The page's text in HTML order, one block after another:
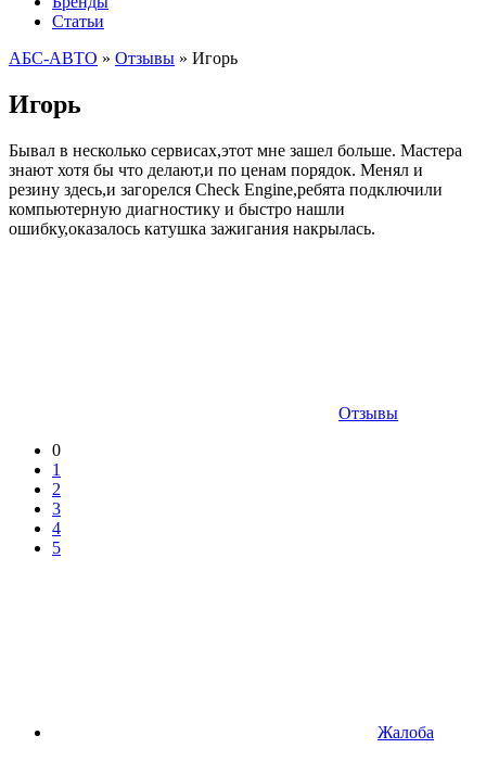
Статьи
АБС-АВТО » Отзывы » Игорь
Игорь
Бывал в несколько сервисах,этот мне зашел больше. Мастера
знают хотя бы что делают,и по ценам порядок. Менял и
резину здесь,и загорелся Check Engine,ребята подключили
компьютерную диагностику и быстро нашли
ошибку,оказалось катушка зажигания накрылась.
Отзывы
0
1
2
3
4
5
Жалоба